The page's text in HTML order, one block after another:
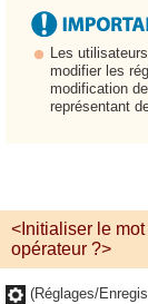
Les
modifier les
modification
représentant
<Initialiser le
opérateur ?>
(Réglages/